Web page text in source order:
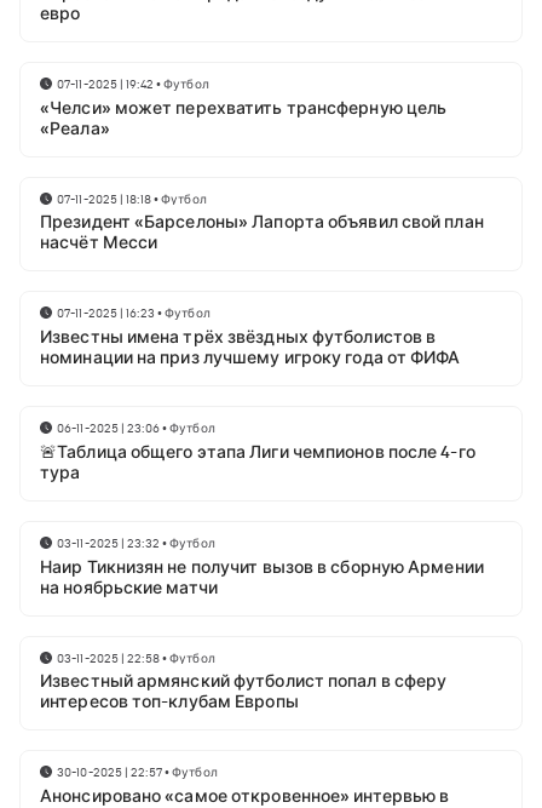
евро
07-11-2025 | 19:42 •Футбол
«Челси» может перехватить трансферную цель
«Реала»
07-11-2025 | 18:18•Футбол
Президент «Барселоны» Лапорта объявил свой план
насчёт Месси
07-11-2025 | 16:23 •Футбол
Известны имена трёх звёздных футболистов в
номинации на приз лучшему игроку года от ФИФА
06-11-2025 | 23:06•Футбол
🚨Таблица общего этапа Лиги чемпионов после 4-го
тура
03-11-2025 | 23:32 •Футбол
Наир Тикнизян не получит вызов в сборную Армении
на ноябрьские матчи
03-11-2025 | 22:58•Футбол
Известный армянский футболист попал в сферу
интересов топ-клубам Европы
30-10-2025 | 22:57•Футбол
Анонсировано «самое откровенное» интервью в